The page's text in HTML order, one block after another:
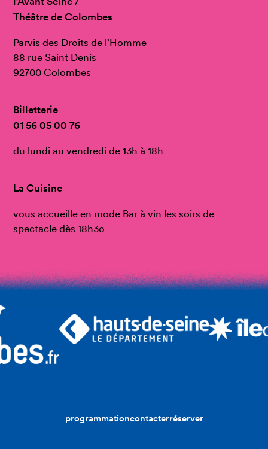
Théâtre de Colombes
Parvis des Droits de l’Homme
88 rue Saint Denis
92700 Colombes
Billetterie
01 56 05 00 76
du lundi au vendredi de 13h à 18h
La Cuisine
vous accueille en mode Bar à vin les soirs de
spectacle dès 18h3o
programmationcontacterréserver